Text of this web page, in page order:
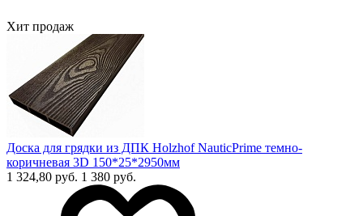
Хит продаж
Доска для грядки из ДПК Holzhof NauticPrime темно-
коричневая 3D 150*25*2950мм
1 324,80 руб. 1 380 руб.